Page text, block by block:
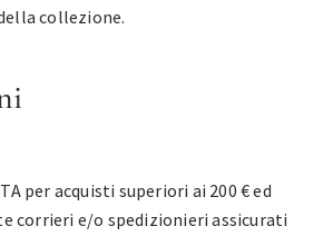
collezione.
per acquisti superiori ai 200 € ed
corrieri e/o spedizionieri assicurati